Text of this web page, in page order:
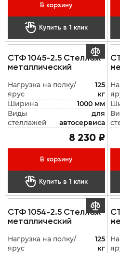
В корзину
 Купить в 1 клик
СТФ 1045-2.5 Стеллаж
металлический
Нагрузка на полку/
ярус
125
кг
Ширина
1000 мм
Виды
стеллажей
для
автосервиса
8 230 ₽
В корзину
 Купить в 1 клик

СТФ 1054-2.5 Стеллаж
металлический
Нагрузка на полку/
ярус
125
кг
